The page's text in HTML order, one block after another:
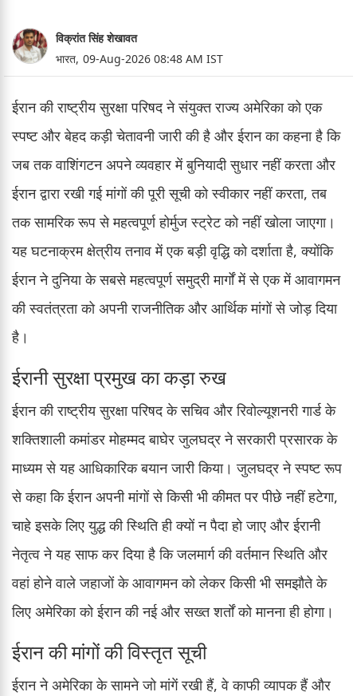
विक्रांत सिंह शेखावत
भारत, 09-Aug-2026 08:48 AM IST
ईरान की राष्ट्रीय सुरक्षा परिषद ने संयुक्त राज्य अमेरिका को एक
स्पष्ट और बेहद कड़ी चेतावनी जारी की है और ईरान का कहना है कि
जब तक वाशिंगटन अपने व्यवहार में बुनियादी सुधार नहीं करता और
ईरान द्वारा रखी गई मांगों की पूरी सूची को स्वीकार नहीं करता, तब
तक सामरिक रूप से महत्वपूर्ण होर्मुज स्ट्रेट को नहीं खोला जाएगा।
यह घटनाक्रम क्षेत्रीय तनाव में एक बड़ी वृद्धि को दर्शाता है, क्योंकि
ईरान ने दुनिया के सबसे महत्वपूर्ण समुद्री मार्गों में से एक में आवागमन
की स्वतंत्रता को अपनी राजनीतिक और आर्थिक मांगों से जोड़ दिया
है।
ईरानी सुरक्षा प्रमुख का कड़ा रुख
ईरान की राष्ट्रीय सुरक्षा परिषद के सचिव और रिवोल्यूशनरी गार्ड के
शक्तिशाली कमांडर मोहम्मद बाघेर जुलघद्र ने सरकारी प्रसारक के
माध्यम से यह आधिकारिक बयान जारी किया। जुलघद्र ने स्पष्ट रूप
से कहा कि ईरान अपनी मांगों से किसी भी कीमत पर पीछे नहीं हटेगा,
चाहे इसके लिए युद्ध की स्थिति ही क्यों न पैदा हो जाए और ईरानी
नेतृत्व ने यह साफ कर दिया है कि जलमार्ग की वर्तमान स्थिति और
वहां होने वाले जहाजों के आवागमन को लेकर किसी भी समझौते के
लिए अमेरिका को ईरान की नई और सख्त शर्तों को मानना ही होगा।
ईरान की मांगों की विस्तृत सूची
ईरान ने अमेरिका के सामने जो मांगें रखी हैं, वे काफी व्यापक हैं और